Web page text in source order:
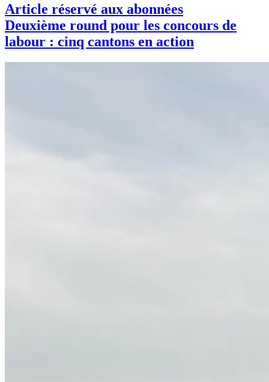
Article réservé aux abonnées
Deuxième round pour les concours de
labour : cinq cantons en action